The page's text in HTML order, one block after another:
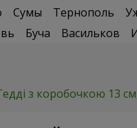
Сумы Тернополь
Буча Васильков
з коробочкою 13 см